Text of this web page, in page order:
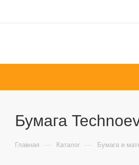
Бумага
Главная — Каталог — Бумага и